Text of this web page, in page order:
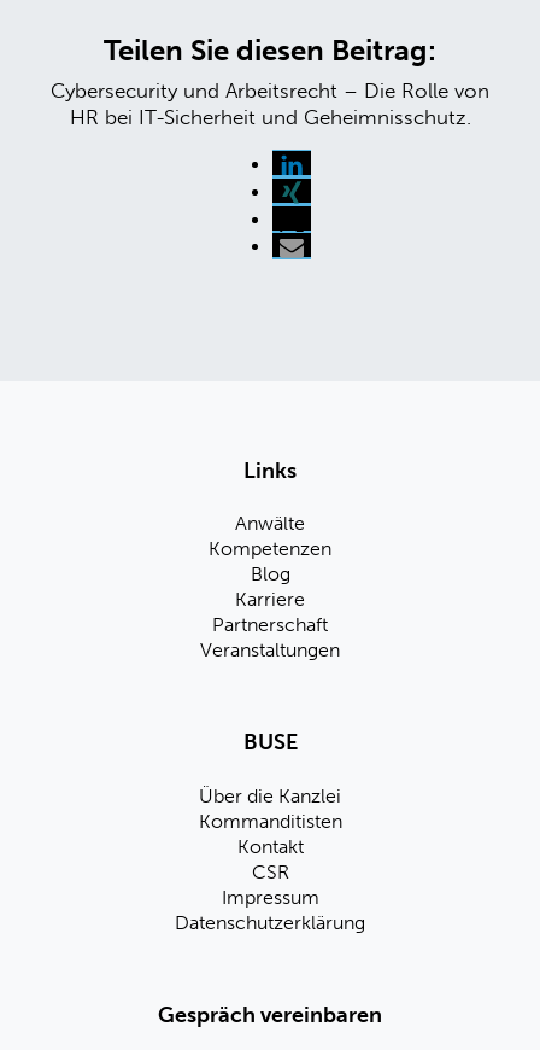
Teilen Sie diesen Beitrag:
Cybersecurity und Arbeitsrecht – Die Rolle von
HR bei IT-Sicherheit und Geheimnisschutz.
Links
Anwälte
Kompetenzen
Blog
Karriere
Partnerschaft
Veranstaltungen
BUSE
Über die Kanzlei
Kommanditisten
Kontakt
CSR
Impressum
Datenschutzerklärung
Gespräch vereinbaren